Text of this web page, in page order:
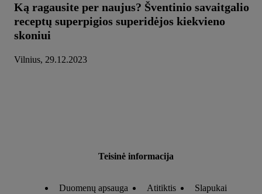
Ką ragausite per naujus? Šventinio savaitgalio
receptų superpigios superidėjos kiekvieno
skoniui
Vilnius, 29.12.2023
Teisinė informacija
Duomenų apsauga Atitiktis Slapukai